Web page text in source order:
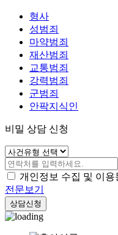
형사
성범죄
마약범죄
재산범죄
교통범죄
강력범죄
군범죄
안팍지식인
비밀 상담 신청
개인정보 수집 및 이용
전문보기
상담신청